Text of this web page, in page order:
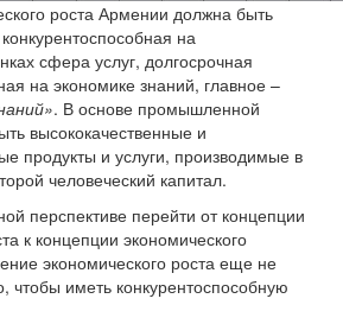
роста Армении должна быть
на
сфера услуг, долгосрочная
на экономике знаний, главное –
. В основе промышленной
высококачественные и
продукты и услуги, производимые в
человеческий капитал.
перспективе перейти от концепции
к концепции экономического
экономического роста еще не
чтобы иметь конкурентоспособную